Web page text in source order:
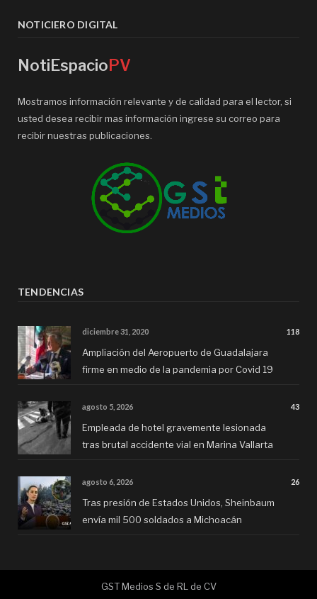
NOTICIERO DIGITAL
NotiEspacioPV
Mostramos información relevante y de calidad para el lector, si
usted desea recibir mas información ingrese su correo para
recibir nuestras publicaciones.
TENDENCIAS
diciembre 31, 2020 118
Ampliación del Aeropuerto de Guadalajara
firme en medio de la pandemia por Covid 19
agosto 5, 2026 43
Empleada de hotel gravemente lesionada
tras brutal accidente vial en Marina Vallarta
agosto 6, 2026 26
Tras presión de Estados Unidos, Sheinbaum
envía mil 500 soldados a Michoacán
GST Medios S de RL de CV